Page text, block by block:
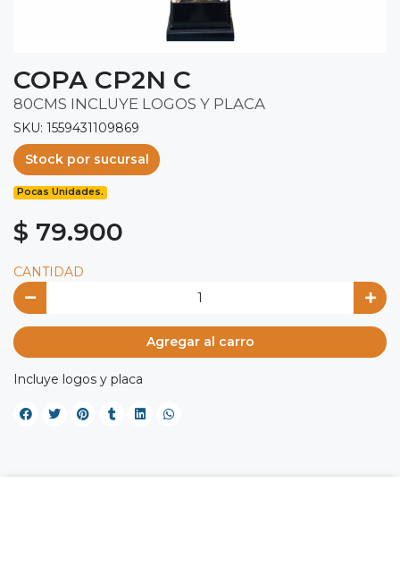
COPA CP2N C
80CMS INCLUYE LOGOS Y PLACA
SKU: 1559431109869
Stock por sucursal
Pocas Unidades.
$ 79.900
CANTIDAD
Agregar al carro
Incluye logos y placa